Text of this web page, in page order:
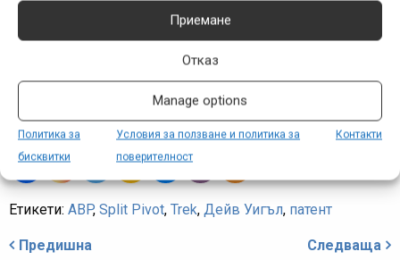
Приемане
Отказ
Manage options
Политика за
бисквитки
Условия за ползване и политика за
поверителност
Контакти
заявки, заключиха, че Дейв Уигъл и Trek са разработили
окачванията си независимо един от друг, без да е
налице кражба на интелектуална собственост, поради
което всеки от тях получава защита и може да използва
този дизайн и да го предоставя за ползване на трети
лица.
Етикети: ABP, Split Pivot, Trek, Дейв Уигъл, патент
Предишна Следваща